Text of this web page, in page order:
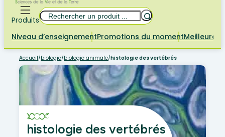
Produits
Rechercher
Niveau d’enseignementPromotions du momentMeilleures
Accueil/biologie/biologie animale/histologie des vertébrés
histologie des vertébrés